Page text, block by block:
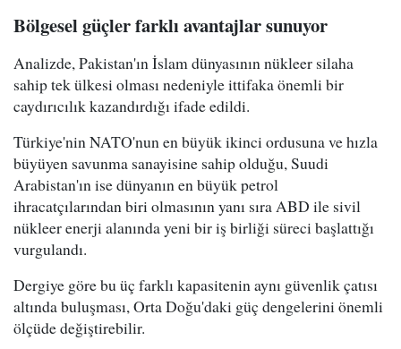
Bölgesel güçler farklı avantajlar sunuyor
Analizde, Pakistan'ın İslam dünyasının nükleer silaha
sahip tek ülkesi olması nedeniyle ittifaka önemli bir
caydırıcılık kazandırdığı ifade edildi.
Türkiye'nin NATO'nun en büyük ikinci ordusuna ve hızla
büyüyen savunma sanayisine sahip olduğu, Suudi
Arabistan'ın ise dünyanın en büyük petrol
ihracatçılarından biri olmasının yanı sıra ABD ile sivil
nükleer enerji alanında yeni bir iş birliği süreci başlattığı
vurgulandı.
Dergiye göre bu üç farklı kapasitenin aynı güvenlik çatısı
altında buluşması, Orta Doğu'daki güç dengelerini önemli
ölçüde değiştirebilir.